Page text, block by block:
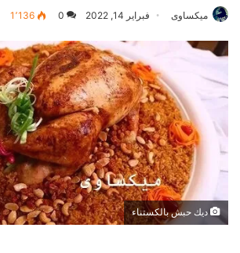
ميكساوى فبراير 14, 2022 0 1٬136
ديك حبش بالكستناء